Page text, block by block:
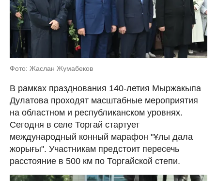
Фото: Жаслан Жумабеков
В рамках празднования 140-летия Мыржакыпа
Дулатова проходят масштабные мероприятия
на областном и республиканском уровнях.
Сегодня в селе Торгай стартует
международный конный марафон "Ұлы дала
жорығы". Участникам предстоит пересечь
расстояние в 500 км по Торгайской степи.